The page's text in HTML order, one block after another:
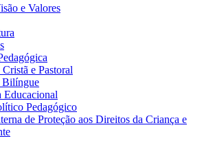
e Valores
e Pastoral
Bilíngue
Educacional
Pedagógico
de Proteção aos Direitos da Criança e